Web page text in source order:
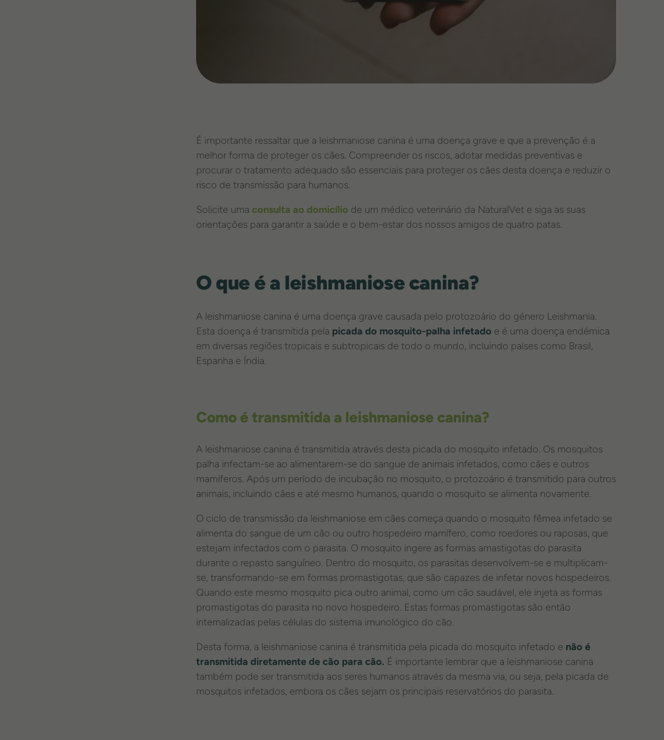
É importante ressaltar que a leishmaniose canina é uma doença grave e que a prevenção é a
melhor forma de proteger os cães. Compreender os riscos, adotar medidas preventivas e
procurar o tratamento adequado são essenciais para proteger os cães desta doença e reduzir o
risco de transmissão para humanos.
Solicite uma consulta ao domicílio de um médico veterinário da NaturalVet e siga as suas
orientações para garantir a saúde e o bem-estar dos nossos amigos de quatro patas.
O que é a leishmaniose canina?
A leishmaniose canina é uma doença grave causada pelo protozoário do género Leishmania.
Esta doença é transmitida pela picada do mosquito-palha infetado e é uma doença endémica
em diversas regiões tropicais e subtropicais de todo o mundo, incluindo países como Brasil,
Espanha e Índia.
Como é transmitida a leishmaniose canina?
A leishmaniose canina é transmitida através desta picada do mosquito infetado. Os mosquitos
palha infectam-se ao alimentarem-se do sangue de animais infetados, como cães e outros
mamíferos. Após um período de incubação no mosquito, o protozoário é transmitido para outros
animais, incluindo cães e até mesmo humanos, quando o mosquito se alimenta novamente.
O ciclo de transmissão da leishmaniose em cães começa quando o mosquito fêmea infetado se
alimenta do sangue de um cão ou outro hospedeiro mamífero, como roedores ou raposas, que
estejam infectados com o parasita. O mosquito ingere as formas amastigotas do parasita
durante o repasto sanguíneo. Dentro do mosquito, os parasitas desenvolvem-se e multiplicam-
se, transformando-se em formas promastigotas, que são capazes de infetar novos hospedeiros.
Quando este mesmo mosquito pica outro animal, como um cão saudável, ele injeta as formas
promastigotas do parasita no novo hospedeiro. Estas formas promastigotas são então
internalizadas pelas células do sistema imunológico do cão.
Desta forma, a leishmaniose canina é transmitida pela picada do mosquito infetado e não é
transmitida diretamente de cão para cão. É importante lembrar que a leishmaniose canina
também pode ser transmitida aos seres humanos através da mesma via, ou seja, pela picada de
mosquitos infetados, embora os cães sejam os principais reservatórios do parasita.